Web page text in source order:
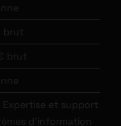
brut
brut
Expertise et support
d’information